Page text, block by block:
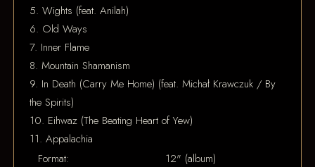
5. Wights (feat. Anilah)
6. Old Ways
7. Inner Flame
8. Mountain Shamanism
9. In Death (Carry Me Home) (feat. Michał Krawczuk / By
the Spirits)
10. Eihwaz (The Beating Heart of Yew)
11. Appalachia
Format:
12" (album)